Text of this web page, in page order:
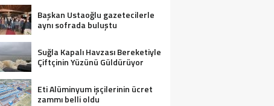
Başkan Ustaoğlu gazetecilerle
aynı sofrada buluştu
Suğla Kapalı Havzası Bereketiyle
Çiftçinin Yüzünü Güldürüyor
Eti Alüminyum işçilerinin ücret
zammı belli oldu